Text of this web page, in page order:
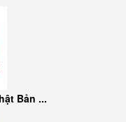
Bản ...